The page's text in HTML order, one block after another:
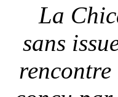
La
sans